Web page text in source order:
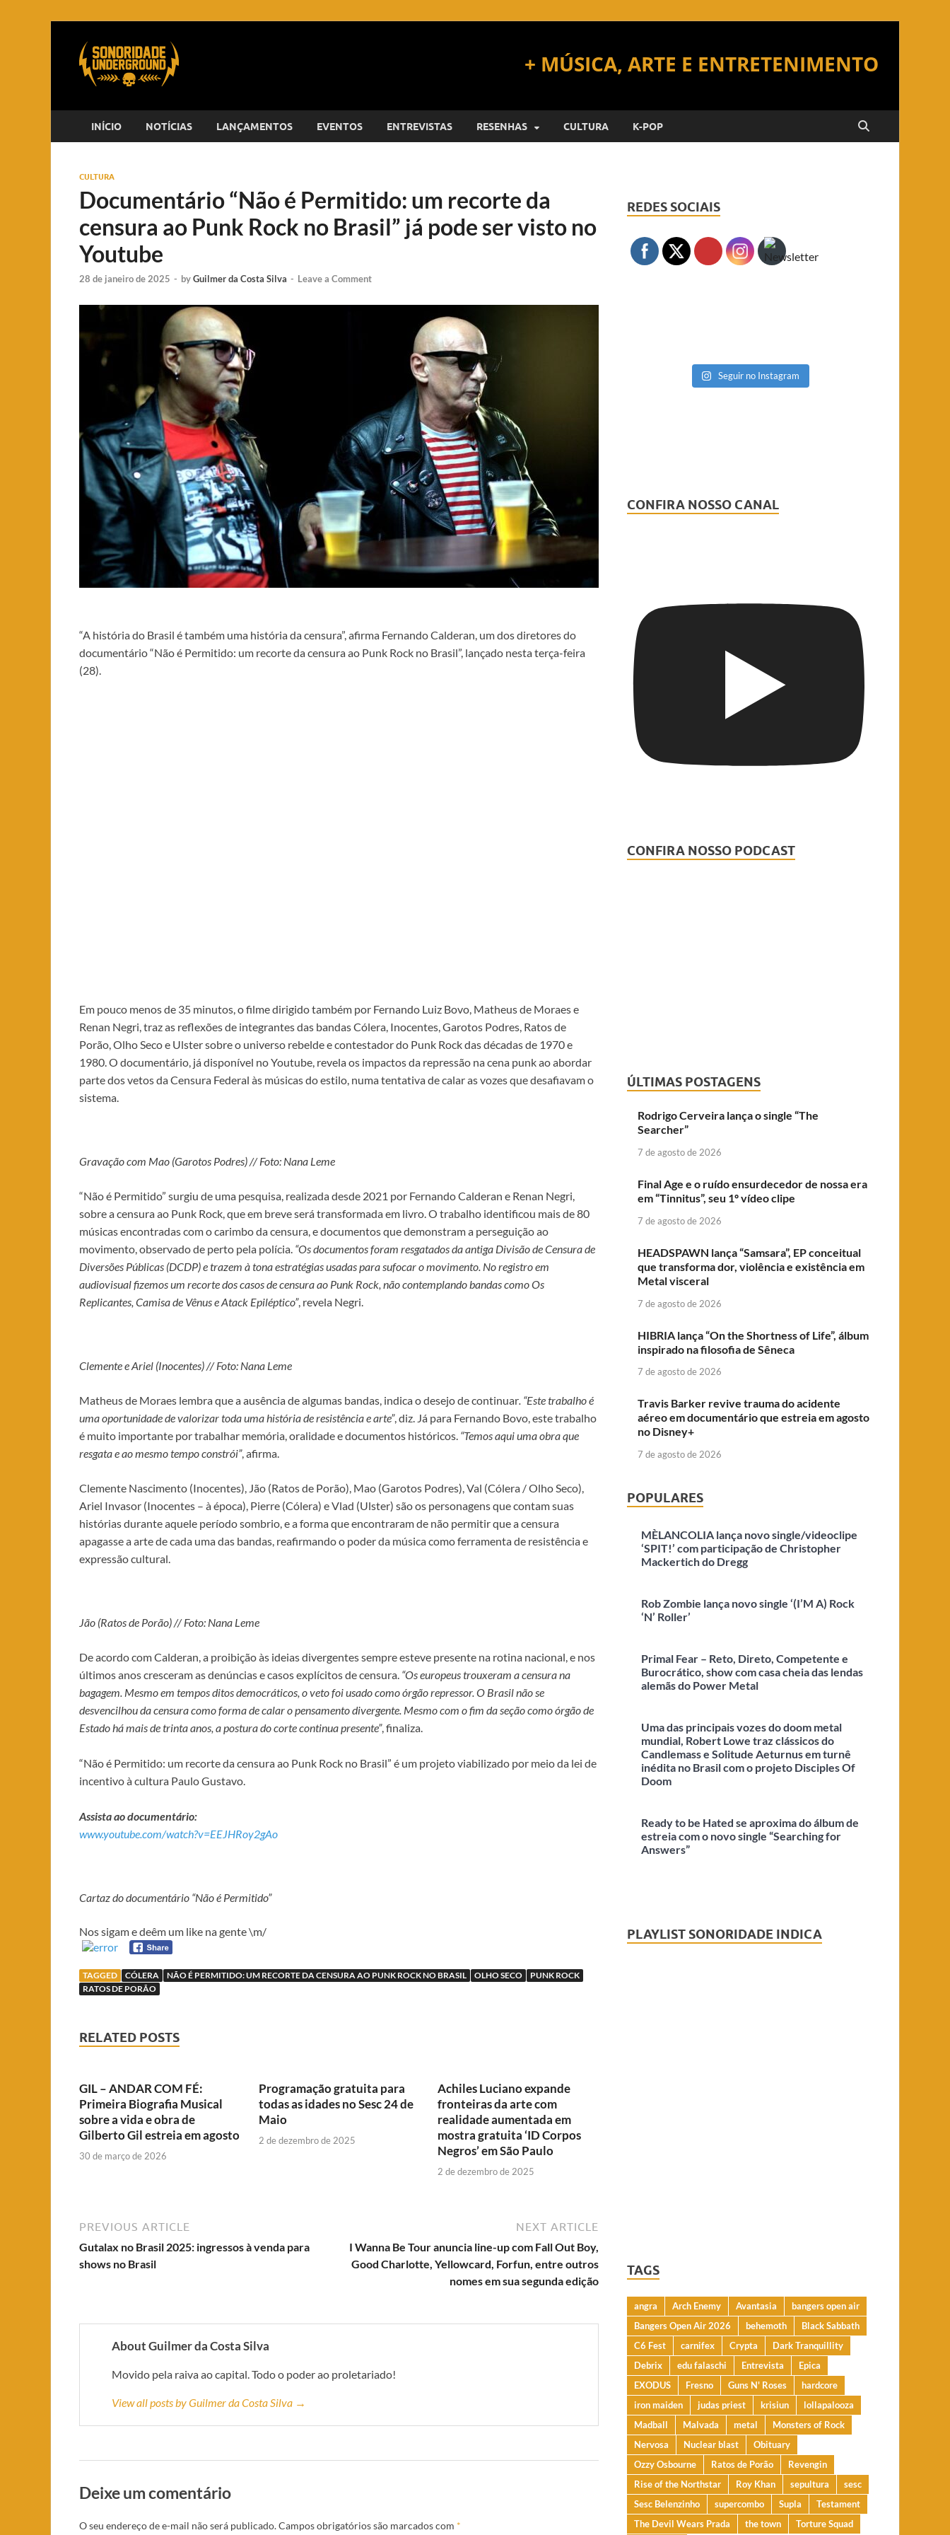
INÍCIO NOTÍCIAS LANÇAMENTOS EVENTOS ENTREVISTAS RESENHAS CULTURA K-POP
CULTURA
Documentário “Não é Permitido: um recorte da
censura ao Punk Rock no Brasil” já pode ser visto no
Youtube
28 de janeiro de 2025 - byGuilmer da Costa Silva - Leave a Comment
“A história do Brasil é também uma história da censura”, afirma Fernando Calderan, um dos diretores do
documentário “Não é Permitido: um recorte da censura ao Punk Rock no Brasil”, lançado nesta terça-feira
(28).
Em pouco menos de 35 minutos, o filme dirigido também por Fernando Luiz Bovo, Matheus de Moraes e
Renan Negri, traz as reflexões de integrantes das bandas Cólera, Inocentes, Garotos Podres, Ratos de
Porão, Olho Seco e Ulster sobre o universo rebelde e contestador do Punk Rock das décadas de 1970 e
1980. O documentário, já disponível no Youtube, revela os impactos da repressão na cena punk ao abordar
parte dos vetos da Censura Federal às músicas do estilo, numa tentativa de calar as vozes que desafiavam o
sistema.
Gravação com Mao (Garotos Podres) // Foto: Nana Leme
“Não é Permitido” surgiu de uma pesquisa, realizada desde 2021 por Fernando Calderan e Renan Negri,
sobre a censura ao Punk Rock, que em breve será transformada em livro. O trabalho identificou mais de 80
músicas encontradas com o carimbo da censura, e documentos que demonstram a perseguição ao
movimento, observado de perto pela polícia. “Os documentos foram resgatados da antiga Divisão de Censura de
Diversões Públicas (DCDP) e trazem à tona estratégias usadas para sufocar o movimento. No registro em
audiovisual fizemos um recorte dos casos de censura ao Punk Rock, não contemplando bandas como Os
Replicantes, Camisa de Vênus e Atack Epiléptico”, revela Negri.
Clemente e Ariel (Inocentes) // Foto: Nana Leme
Matheus de Moraes lembra que a ausência de algumas bandas, indica o desejo de continuar. “Este trabalho é
uma oportunidade de valorizar toda uma história de resistência e arte”, diz. Já para Fernando Bovo, este trabalho
é muito importante por trabalhar memória, oralidade e documentos históricos. “Temos aqui uma obra que
resgata e ao mesmo tempo constrói”, afirma.
Clemente Nascimento (Inocentes), Jão (Ratos de Porão), Mao (Garotos Podres), Val (Cólera / Olho Seco),
Ariel Invasor (Inocentes – à época), Pierre (Cólera) e Vlad (Ulster) são os personagens que contam suas
histórias durante aquele período sombrio, e a forma que encontraram de não permitir que a censura
apagasse a arte de cada uma das bandas, reafirmando o poder da música como ferramenta de resistência e
expressão cultural.
Jão (Ratos de Porão) // Foto: Nana Leme
De acordo com Calderan, a proibição às ideias divergentes sempre esteve presente na rotina nacional, e nos
últimos anos cresceram as denúncias e casos explícitos de censura. “Os europeus trouxeram a censura na
bagagem. Mesmo em tempos ditos democráticos, o veto foi usado como órgão repressor. O Brasil não se
desvencilhou da censura como forma de calar o pensamento divergente. Mesmo com o fim da seção como órgão de
Estado há mais de trinta anos, a postura do corte continua presente”, finaliza.
“Não é Permitido: um recorte da censura ao Punk Rock no Brasil” é um projeto viabilizado por meio da lei de
incentivo à cultura Paulo Gustavo.
Assista ao documentário:
www.youtube.com/watch?v=EEJHRoy2gAo
Cartaz do documentário “Não é Permitido”
Nos sigam e deêm um like na gente \m/
TAGGED CÓLERA NÃO É PERMITIDO: UM RECORTE DA CENSURA AO PUNK ROCK NO BRASIL OLHO SECO
PUNK ROCK
RATOS DE PORÃO
RELATED POSTS
GIL – ANDAR COM FÉ:
Primeira Biografia Musical
sobre a vida e obra de
Gilberto Gil estreia em agosto
30 de março de 2026
Programação gratuita para
todas as idades no Sesc 24 de
Maio
2 de dezembro de 2025
Achiles Luciano expande
fronteiras da arte com
realidade aumentada em
mostra gratuita ‘ID Corpos
Negros’ em São Paulo
2 de dezembro de 2025
PREVIOUS ARTICLE
Gutalax no Brasil 2025: ingressos à venda para
shows no Brasil
NEXT ARTICLE
I Wanna Be Tour anuncia line-up com Fall Out Boy,
Good Charlotte, Yellowcard, Forfun, entre outros
nomes em sua segunda edição
About Guilmer da Costa Silva
Movido pela raiva ao capital. Todo o poder ao proletariado!
View all posts by Guilmer da Costa Silva →
Deixe um comentário
O seu endereço de e-mail não será publicado.Campos obrigatórios são marcados com *
REDES SOCIAIS
Seguir no Instagram
CONFIRA NOSSO CANAL
CONFIRA NOSSO PODCAST
ÚLTIMAS POSTAGENS
Rodrigo Cerveira lança o single “The
Searcher”
7 de agosto de 2026
Final Age e o ruído ensurdecedor de nossa era
em “Tinnitus”, seu 1º vídeo clipe
7 de agosto de 2026
HEADSPAWN lança “Samsara”, EP conceitual
que transforma dor, violência e existência em
Metal visceral
7 de agosto de 2026
HIBRIA lança “On the Shortness of Life”, álbum
inspirado na filosofia de Sêneca
7 de agosto de 2026
Travis Barker revive trauma do acidente
aéreo em documentário que estreia em agosto
no Disney+
7 de agosto de 2026
POPULARES
MÈLANCOLIA lança novo single/videoclipe
‘SPIT!’ com participação de Christopher
Mackertich do Dregg
Rob Zombie lança novo single ‘(I’M A) Rock
‘N’ Roller’
Primal Fear – Reto, Direto, Competente e
Burocrático, show com casa cheia das lendas
alemãs do Power Metal
Uma das principais vozes do doom metal
mundial, Robert Lowe traz clássicos do
Candlemass e Solitude Aeturnus em turnê
inédita no Brasil com o projeto Disciples Of
Doom
Ready to be Hated se aproxima do álbum de
estreia com o novo single “Searching for
Answers”
PLAYLIST SONORIDADE INDICA
TAGS
angra Arch Enemy Avantasia
bangers open air
Bangers Open Air 2026
behemoth
Black Sabbath
C6 Fest
carnifex Crypta
Dark Tranquillity
Debrix
edu falaschi Entrevista
Epica
EXODUS
Fresno Guns N' Roses
hardcore
iron maiden
judas priest krisiun
lollapalooza
Madball
Malvada metal
Monsters of Rock
Nervosa
Nuclear blast
Obituary
Ozzy Osbourne
Ratos de Porão
Revengin
Rise of the Northstar
Roy Khan sepultura
sesc
Sesc Belenzinho
supercombo Supla
Testament
The Devil Wears Prada
the town Torture Squad